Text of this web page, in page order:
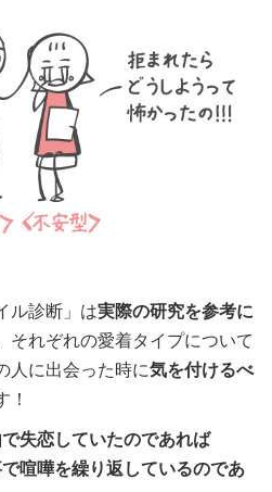
ル診断」は実際の研究を参考に
それぞれの愛着タイプについて
人に出会った時に気を付けるべ
失恋していたのであれば
喧嘩を繰り返しているのであ